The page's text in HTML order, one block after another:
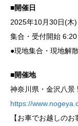
■開催日
2025年10月30日(木)
集合・受付開始 6:20
●現地集合・現地解
■開催地
神奈川県・金沢八景
https://
【お車でお越しの